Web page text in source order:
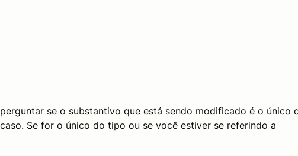
se o substantivo que está sendo modificado é o único
Se for o único do tipo ou se você estiver se referindo a